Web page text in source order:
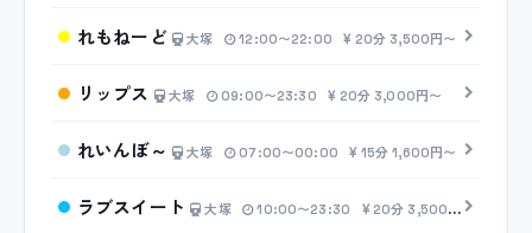
れもねーど 大塚 12:00〜22:00 20分 3,500円〜
リップス 大塚 09:00〜23:30 20分 3,000円〜
れいんぼ～ 大塚 07:00〜00:00 15分 1,600円〜
ラブスイート 大塚 10:00〜23:30 20分 3,500円〜